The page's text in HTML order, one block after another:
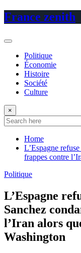
Skip
to
France zenith
Politique
Économie
Histoire
Société
Culture
×
Home
L’Espagne
frappes contre
Politique
L’Espagne
Sanchez
l’Iran alors
Washington